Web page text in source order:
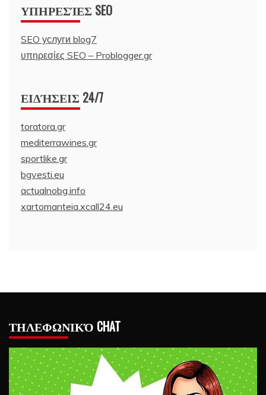
ΥΠΗΡΕΣΊΕΣ SEO
SEO услуги blog7
υπηρεσίες SEO – Problogger.gr
ΕΙΔΉΣΕΙΣ 24/7
toratora.gr
mediterrawines.gr
sportlike.gr
bgvesti.eu
actualnobg.info
xartomanteia.xcall24.eu
ΤΗΛΕΦΩΝΙΚΌ CHAT